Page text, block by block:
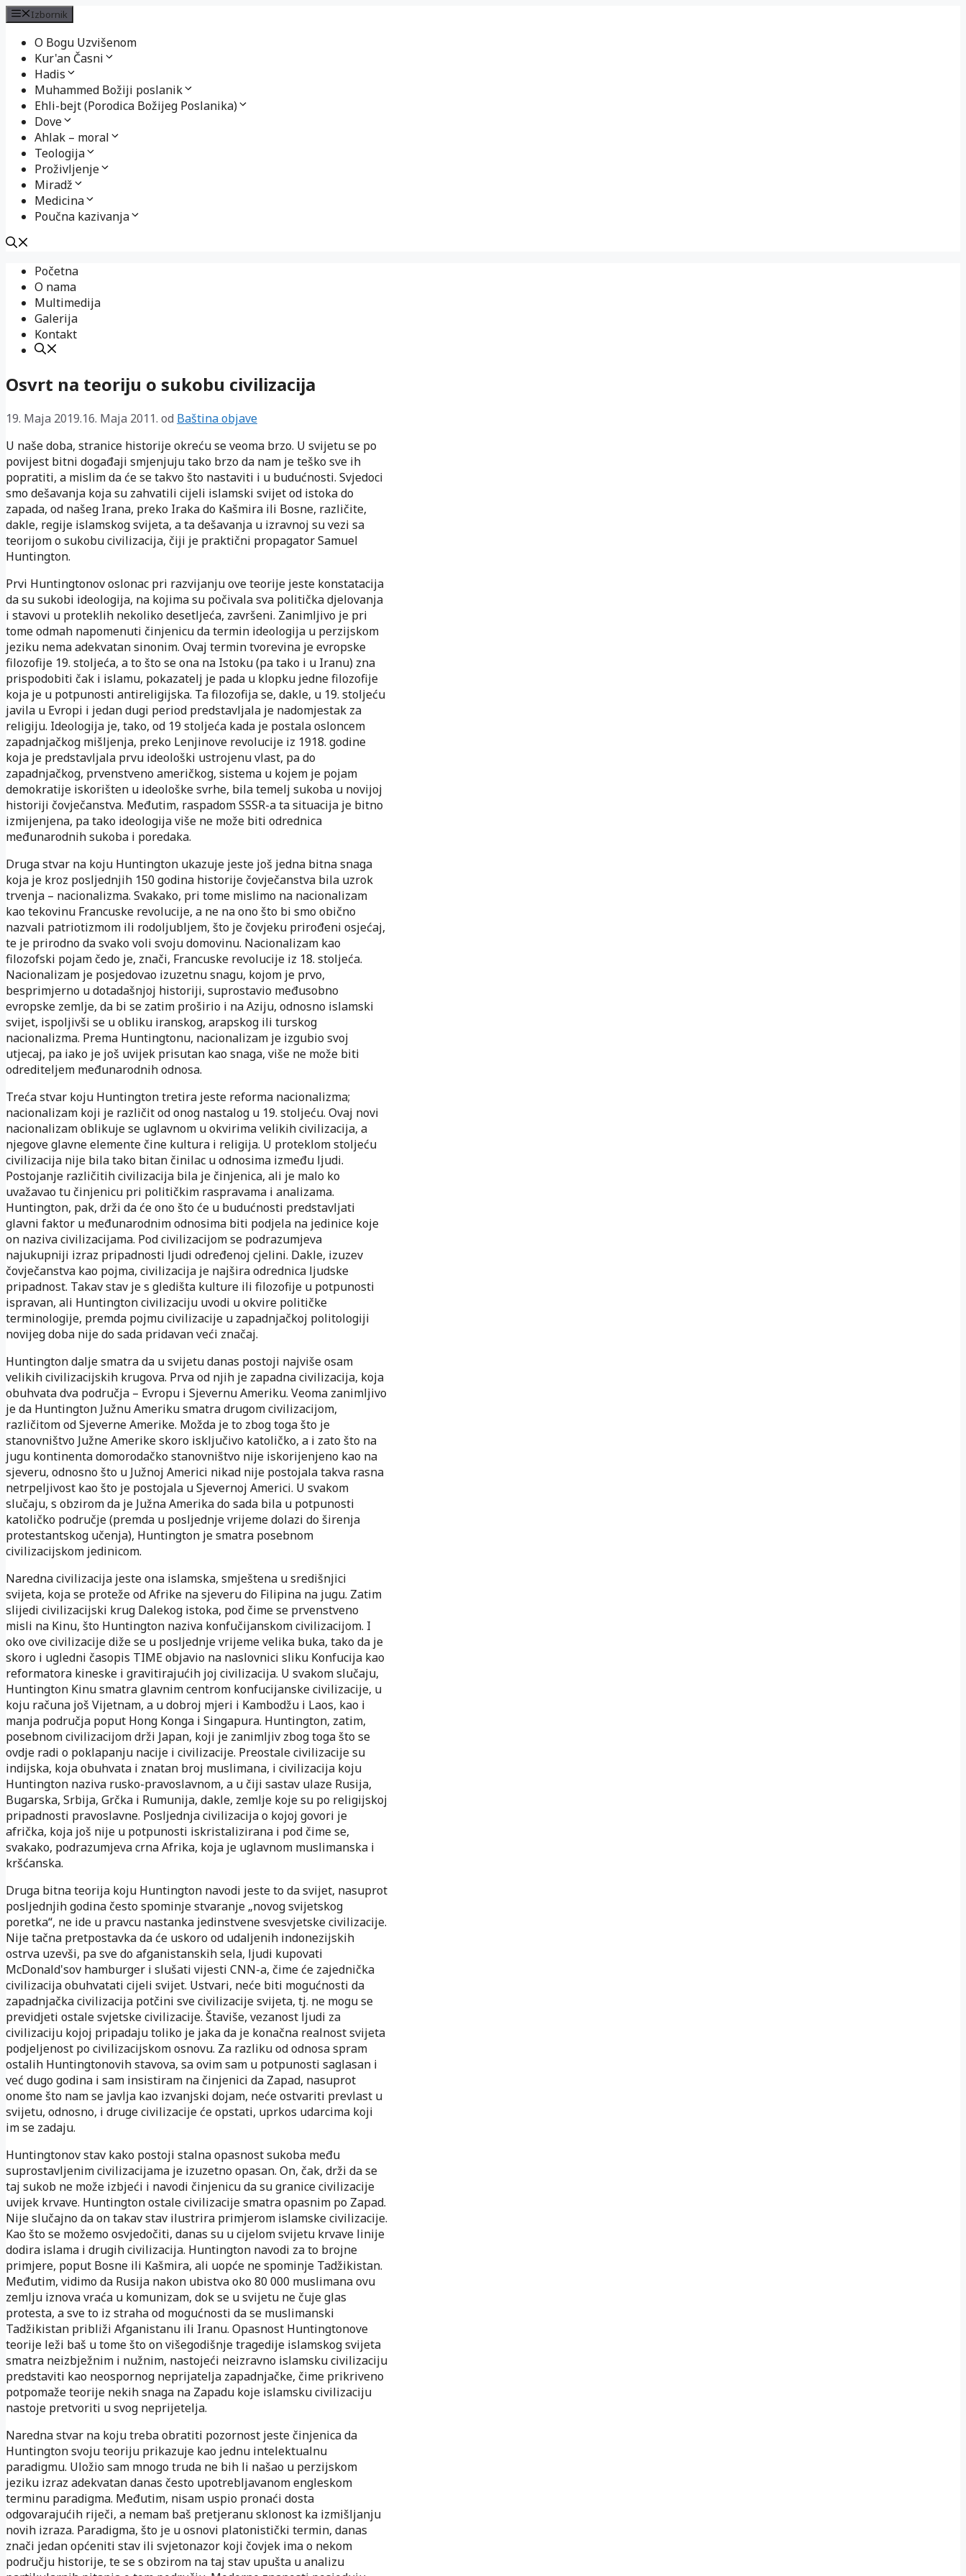
Izbornik
O Bogu Uzvišenom
Kur'an Časni
Hadis
Muhammed Božiji poslanik
Ehli-bejt (Porodica Božijeg Poslanika)
Dove
Ahlak – moral
Teologija
Proživljenje
Miradž
Medicina
Poučna kazivanja
sadržaj
Početna
O nama
Multimedija
Galerija
Kontakt
Osvrt na teoriju o sukobu civilizacija
19. Maja 2019.16. Maja 2011. od Baština objave
U naše doba, stranice historije okreću se veoma brzo. U svijetu se po
povijest bitni događaji smjenjuju tako brzo da nam je teško sve ih
popratiti, a mislim da će se takvo što nastaviti i u budućnosti. Svjedoci
smo dešavanja koja su zahvatili cijeli islamski svijet od istoka do
zapada, od našeg Irana, preko Iraka do Kašmira ili Bosne, različite,
dakle, regije islamskog svijeta, a ta dešavanja u izravnoj su vezi sa
teorijom o sukobu civilizacija, čiji je praktični propagator Samuel
Huntington.
Prvi Huntingtonov oslonac pri razvijanju ove teorije jeste konstatacija
da su sukobi ideologija, na kojima su počivala sva politička djelovanja
i stavovi u proteklih nekoliko desetljeća, završeni. Zanimljivo je pri
tome odmah napomenuti činjenicu da termin ideologija u perzijskom
jeziku nema adekvatan sinonim. Ovaj termin tvorevina je evropske
filozofije 19. stoljeća, a to što se ona na Istoku (pa tako i u Iranu) zna
prispodobiti čak i islamu, pokazatelj je pada u klopku jedne filozofije
koja je u potpunosti antireligijska. Ta filozofija se, dakle, u 19. stoljeću
javila u Evropi i jedan dugi period predstavljala je nadomjestak za
religiju. Ideologija je, tako, od 19 stoljeća kada je postala osloncem
zapadnjačkog mišljenja, preko Lenjinove revolucije iz 1918. godine
koja je predstavljala prvu ideološki ustrojenu vlast, pa do
zapadnjačkog, prvenstveno američkog, sistema u kojem je pojam
demokratije iskorišten u ideološke svrhe, bila temelj sukoba u novijoj
historiji čovječanstva. Međutim, raspadom SSSR-a ta situacija je bitno
izmijenjena, pa tako ideologija više ne može biti odrednica
međunarodnih sukoba i poredaka.
Druga stvar na koju Huntington ukazuje jeste još jedna bitna snaga
koja je kroz posljednjih 150 godina historije čovječanstva bila uzrok
trvenja – nacionalizma. Svakako, pri tome mislimo na nacionalizam
kao tekovinu Francuske revolucije, a ne na ono što bi smo obično
nazvali patriotizmom ili rodoljubljem, što je čovjeku prirođeni osjećaj,
te je prirodno da svako voli svoju domovinu. Nacionalizam kao
filozofski pojam čedo je, znači, Francuske revolucije iz 18. stoljeća.
Nacionalizam je posjedovao izuzetnu snagu, kojom je prvo,
besprimjerno u dotadašnjoj historiji, suprostavio međusobno
evropske zemlje, da bi se zatim proširio i na Aziju, odnosno islamski
svijet, ispoljivši se u obliku iranskog, arapskog ili turskog
nacionalizma. Prema Huntingtonu, nacionalizam je izgubio svoj
utjecaj, pa iako je još uvijek prisutan kao snaga, više ne može biti
odrediteljem međunarodnih odnosa.
Treća stvar koju Huntington tretira jeste reforma nacionalizma;
nacionalizam koji je različit od onog nastalog u 19. stoljeću. Ovaj novi
nacionalizam oblikuje se uglavnom u okvirima velikih civilizacija, a
njegove glavne elemente čine kultura i religija. U proteklom stoljeću
civilizacija nije bila tako bitan činilac u odnosima između ljudi.
Postojanje različitih civilizacija bila je činjenica, ali je malo ko
uvažavao tu činjenicu pri političkim raspravama i analizama.
Huntington, pak, drži da će ono što će u budućnosti predstavljati
glavni faktor u međunarodnim odnosima biti podjela na jedinice koje
on naziva civilizacijama. Pod civilizacijom se podrazumjeva
najukupniji izraz pripadnosti ljudi određenoj cjelini. Dakle, izuzev
čovječanstva kao pojma, civilizacija je najšira odrednica ljudske
pripadnost. Takav stav je s gledišta kulture ili filozofije u potpunosti
ispravan, ali Huntington civilizaciju uvodi u okvire političke
terminologije, premda pojmu civilizacije u zapadnjačkoj politologiji
novijeg doba nije do sada pridavan veći značaj.
Huntington dalje smatra da u svijetu danas postoji najviše osam
velikih civilizacijskih krugova. Prva od njih je zapadna civilizacija, koja
obuhvata dva područja – Evropu i Sjevernu Ameriku. Veoma zanimljivo
je da Huntington Južnu Ameriku smatra drugom civilizacijom,
različitom od Sjeverne Amerike. Možda je to zbog toga što je
stanovništvo Južne Amerike skoro isključivo katoličko, a i zato što na
jugu kontinenta domorodačko stanovništvo nije iskorijenjeno kao na
sjeveru, odnosno što u Južnoj Americi nikad nije postojala takva rasna
netrpeljivost kao što je postojala u Sjevernoj Americi. U svakom
slučaju, s obzirom da je Južna Amerika do sada bila u potpunosti
katoličko područje (premda u posljednje vrijeme dolazi do širenja
protestantskog učenja), Huntington je smatra posebnom
civilizacijskom jedinicom.
Naredna civilizacija jeste ona islamska, smještena u središnjici
svijeta, koja se proteže od Afrike na sjeveru do Filipina na jugu. Zatim
slijedi civilizacijski krug Dalekog istoka, pod čime se prvenstveno
misli na Kinu, što Huntington naziva konfučijanskom civilizacijom. I
oko ove civilizacije diže se u posljednje vrijeme velika buka, tako da je
skoro i ugledni časopis TIME objavio na naslovnici sliku Konfucija kao
reformatora kineske i gravitirajućih joj civilizacija. U svakom slučaju,
Huntington Kinu smatra glavnim centrom konfucijanske civilizacije, u
koju računa još Vijetnam, a u dobroj mjeri i Kambodžu i Laos, kao i
manja područja poput Hong Konga i Singapura. Huntington, zatim,
posebnom civilizacijom drži Japan, koji je zanimljiv zbog toga što se
ovdje radi o poklapanju nacije i civilizacije. Preostale civilizacije su
indijska, koja obuhvata i znatan broj muslimana, i civilizacija koju
Huntington naziva rusko-pravoslavnom, a u čiji sastav ulaze Rusija,
Bugarska, Srbija, Grčka i Rumunija, dakle, zemlje koje su po religijskoj
pripadnosti pravoslavne. Posljednja civilizacija o kojoj govori je
afrička, koja još nije u potpunosti iskristalizirana i pod čime se,
svakako, podrazumjeva crna Afrika, koja je uglavnom muslimanska i
kršćanska.
Druga bitna teorija koju Huntington navodi jeste to da svijet, nasuprot
posljednjih godina često spominje stvaranje „novog svijetskog
poretka“, ne ide u pravcu nastanka jedinstvene svesvjetske civilizacije.
Nije tačna pretpostavka da će uskoro od udaljenih indonezijskih
ostrva uzevši, pa sve do afganistanskih sela, ljudi kupovati
McDonald'sov hamburger i slušati vijesti CNN-a, čime će zajednička
civilizacija obuhvatati cijeli svijet. Ustvari, neće biti mogućnosti da
zapadnjačka civilizacija potčini sve civilizacije svijeta, tj. ne mogu se
previdjeti ostale svjetske civilizacije. Štaviše, vezanost ljudi za
civilizaciju kojoj pripadaju toliko je jaka da je konačna realnost svijeta
podjeljenost po civilizacijskom osnovu. Za razliku od odnosa spram
ostalih Huntingtonovih stavova, sa ovim sam u potpunosti saglasan i
već dugo godina i sam insistiram na činjenici da Zapad, nasuprot
onome što nam se javlja kao izvanjski dojam, neće ostvariti prevlast u
svijetu, odnosno, i druge civilizacije će opstati, uprkos udarcima koji
im se zadaju.
Huntingtonov stav kako postoji stalna opasnost sukoba među
suprostavljenim civilizacijama je izuzetno opasan. On, čak, drži da se
taj sukob ne može izbjeći i navodi činjenicu da su granice civilizacije
uvijek krvave. Huntington ostale civilizacije smatra opasnim po Zapad.
Nije slučajno da on takav stav ilustrira primjerom islamske civilizacije.
Kao što se možemo osvjedočiti, danas su u cijelom svijetu krvave linije
dodira islama i drugih civilizacija. Huntington navodi za to brojne
primjere, poput Bosne ili Kašmira, ali uopće ne spominje Tadžikistan.
Međutim, vidimo da Rusija nakon ubistva oko 80 000 muslimana ovu
zemlju iznova vraća u komunizam, dok se u svijetu ne čuje glas
protesta, a sve to iz straha od mogućnosti da se muslimanski
Tadžikistan približi Afganistanu ili Iranu. Opasnost Huntingtonove
teorije leži baš u tome što on višegodišnje tragedije islamskog svijeta
smatra neizbježnim i nužnim, nastojeći neizravno islamsku civilizaciju
predstaviti kao neospornog neprijatelja zapadnjačke, čime prikriveno
potpomaže teorije nekih snaga na Zapadu koje islamsku civilizaciju
nastoje pretvoriti u svog neprijetelja.
Naredna stvar na koju treba obratiti pozornost jeste činjenica da
Huntington svoju teoriju prikazuje kao jednu intelektualnu
paradigmu. Uložio sam mnogo truda ne bih li našao u perzijskom
jeziku izraz adekvatan danas često upotrebljavanom engleskom
terminu paradigma. Međutim, nisam uspio pronaći dosta
odgovarajućih riječi, a nemam baš pretjeranu sklonost ka izmišljanju
novih izraza. Paradigma, što je u osnovi platonistički termin, danas
znači jedan općeniti stav ili svjetonazor koji čovjek ima o nekom
području historije, te se s obzirom na taj stav upušta u analizu